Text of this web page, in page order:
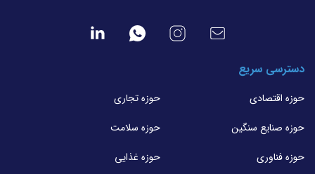
دسترسی سریع
حوزه اقتصادی
حوزه تجاری
حوزه صنایع سنگین
حوزه سلامت
حوزه فناوری
حوزه غذایی